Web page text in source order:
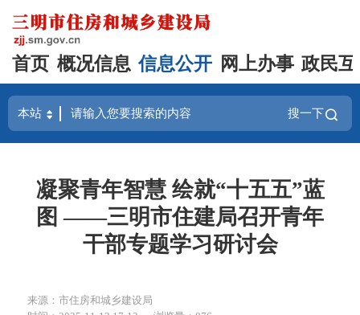
首页 概况信息 信息公开 网上办事 政民
搜一下
凝聚青年智慧 绘就“十五五”蓝
图 ——三明市住建局召开青年
干部专题学习研讨会
来源：市住房和城乡建设局